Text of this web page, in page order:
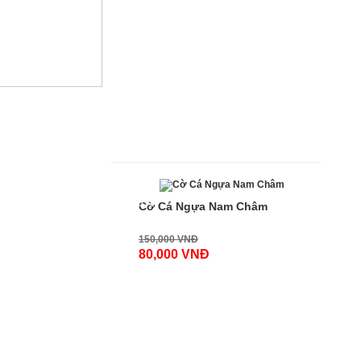
-100%Cờ Cá Ngựa Nam Châm
150,000 VNĐ
80,000 VNĐ